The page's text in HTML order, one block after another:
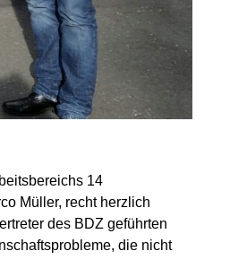
14
Müller, recht herzlich
des BDZ geführten
die nicht